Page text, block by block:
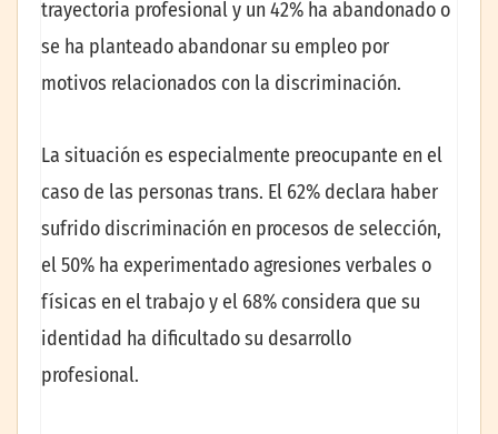
trayectoria profesional y un 42% ha abandonado o
se ha planteado abandonar su empleo por
motivos relacionados con la discriminación.
La situación es especialmente preocupante en el
caso de las personas trans. El 62% declara haber
sufrido discriminación en procesos de selección,
el 50% ha experimentado agresiones verbales o
físicas en el trabajo y el 68% considera que su
identidad ha dificultado su desarrollo
profesional.